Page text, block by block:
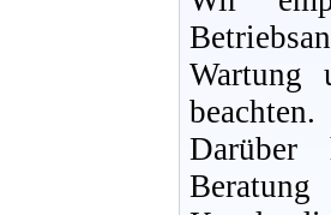
Wartung
beachten.
Darüber